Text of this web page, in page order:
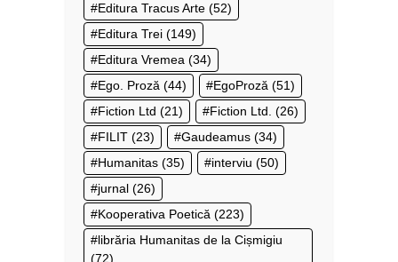
Editura Tracus Arte (52)
Editura Trei (149)
Editura Vremea (34)
Ego. Proză (44) EgoProză (51)
Fiction Ltd (21) Fiction Ltd. (26)
FILIT (23) Gaudeamus (34)
Humanitas (35) interviu (50)
jurnal (26)
Kooperativa Poetică (223)
librăria Humanitas de la Cișmigiu
(72)